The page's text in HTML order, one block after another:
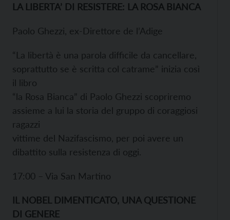
LA LIBERTA’ DI RESISTERE: LA ROSA BIANCA
Paolo Ghezzi, ex-Direttore de l’Adige
“La libertà è una parola difficile da cancellare,
soprattutto se è scritta col catrame” inizia così
il libro
“la Rosa Bianca” di Paolo Ghezzi scopriremo
assieme a lui la storia del gruppo di coraggiosi
ragazzi
vittime del Nazifascismo, per poi avere un
dibattito sulla resistenza di oggi.
17:00 – Via San Martino
IL NOBEL DIMENTICATO, UNA QUESTIONE
DI GENERE